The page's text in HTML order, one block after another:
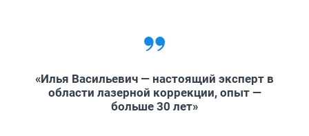
«Илья Васильевич — настоящий эксперт в
области лазерной коррекции, опыт —
больше 30 лет»